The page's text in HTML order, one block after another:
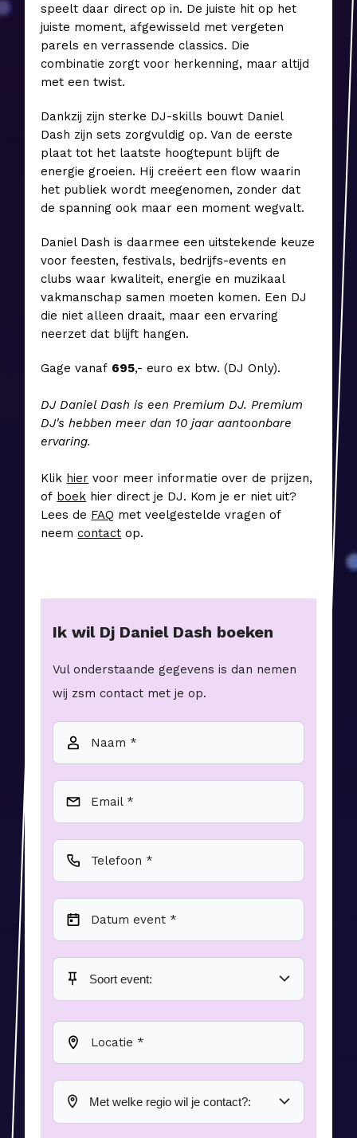
speelt daar direct op in. De juiste hit op het
juiste moment, afgewisseld met vergeten
parels en verrassende classics. Die
combinatie zorgt voor herkenning, maar altijd
met een twist.
Dankzij zijn sterke DJ-skills bouwt Daniel
Dash zijn sets zorgvuldig op. Van de eerste
plaat tot het laatste hoogtepunt blijft de
energie groeien. Hij creëert een flow waarin
het publiek wordt meegenomen, zonder dat
de spanning ook maar een moment wegvalt.
Daniel Dash is daarmee een uitstekende keuze
voor feesten, festivals, bedrijfs-events en
clubs waar kwaliteit, energie en muzikaal
vakmanschap samen moeten komen. Een DJ
die niet alleen draait, maar een ervaring
neerzet dat blijft hangen.
Gage vanaf 695,- euro ex btw. (DJ Only).
DJ Daniel Dash is een Premium DJ. Premium
DJ's hebben meer dan 10 jaar aantoonbare
ervaring.
Klik hier voor meer informatie over de prijzen,
of boek hier direct je DJ. Kom je er niet uit?
Lees de FAQ met veelgestelde vragen of
neemcontact op.
Ik wil Dj Daniel Dash boeken
Vul onderstaande gegevens is dan nemen
wij zsm contact met je op.
Naam *
Email *
Telefoon *
Datum event *
Locatie *